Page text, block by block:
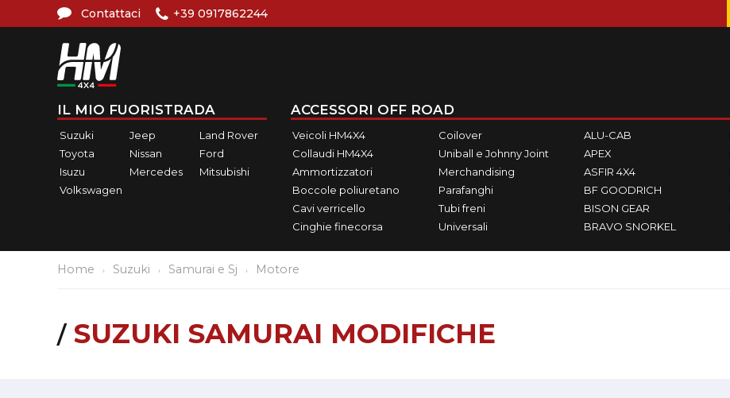
Contattaci +39 0917862244
IL MIO FUORISTRADA
Suzuki Jeep
Land Rover
Toyota
Nissan
Ford
Isuzu
Mercedes
Mitsubishi
Volkswagen
ACCESSORI OFF ROAD
Veicoli HM4X4
Collaudi HM4X4
Ammortizzatori
Boccole poliuretano
Cavi verricello
Cinghie finecorsa
Coilover
Uniball e Johnny Joint
Merchandising
Parafanghi
Tubi freni
Universali
ALU-CAB
APEX
ASFIR 4X4
BF GOODRICH
BISON GEAR
BRAVO SNORKEL
Home Suzuki Samurai e Sj Motore
SUZUKI SAMURAI MODIFICHE